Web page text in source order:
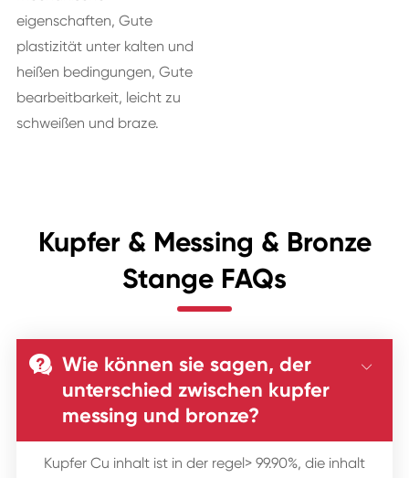
eigenschaften, Gute
plastizität unter kalten und
heißen bedingungen, Gute
bearbeitbarkeit, leicht zu
schweißen und braze.
Kupfer & Messing & Bronze
Stange FAQs
 Wie können sie sagen, der
unterschied zwischen kupfer
messing und bronze?

Kupfer Cu inhalt ist in der regel> 99.90%, die inhalt